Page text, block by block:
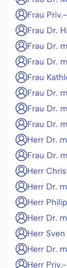
Frau
Frau Dr.
Frau Dr.
Frau Dr.
Frau
Frau Dr.
Frau Dr.
Frau Dr.
Herr Dr.
Frau Dr.
Herr
Herr Dr.
Herr
Herr Dr.
Herr
Herr Dr.
Herr